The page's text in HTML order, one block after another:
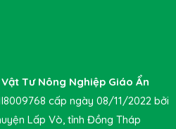
Tư Nông Nghiệp Giáo Ẩn
cấp ngày 08/11/2022 bởi
Lấp Vò, tỉnh Đồng Tháp